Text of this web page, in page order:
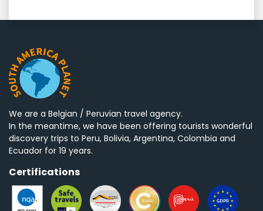
We are a Belgian / Peruvian travel agency.
In the meantime, we have been offering tourists wonderful
discovery trips to Peru, Bolivia, Argentina, Colombia and
Ecuador for 19 years.
Certifications